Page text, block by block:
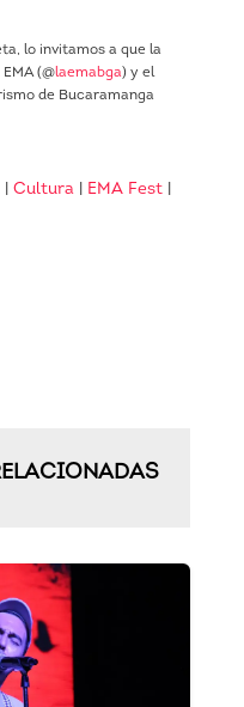
lo invitamos a que la
(@laemabga) y el
de Bucaramanga
| Cultura| EMA Fest|